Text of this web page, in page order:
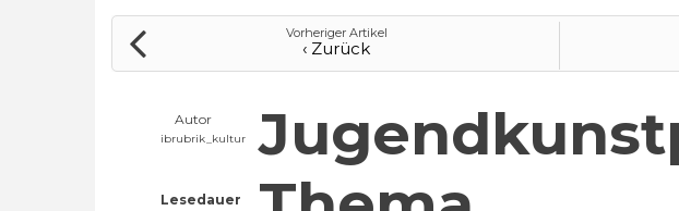
Vorheriger Artikel
‹ Zurück
Autor
ibrubrik_kultur
Lesedauer